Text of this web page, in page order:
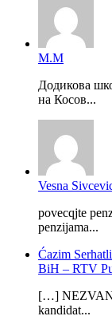
М.М
Додикова
на Косов...
Vesna
povecqjte
penzijama...
Ćazim
BiH – RTV
[…]
kandidat...